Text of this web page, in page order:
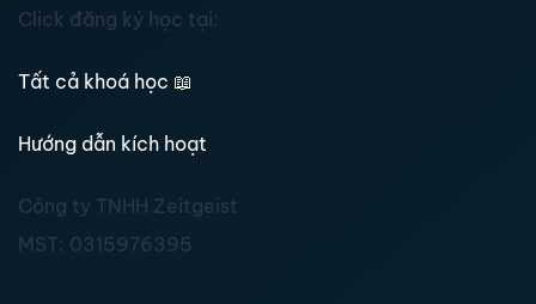
Click đăng ký học tại:
Tất cả khoá học 📖
Hướng dẫn kích hoạt
Công ty TNHH Zeitgeist
MST: 0315976395